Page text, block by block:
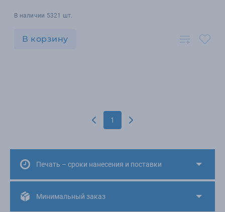
В наличии 5321 шт.
В корзину
1
Печать – сроки нанесения и поставки
Минимальный заказ